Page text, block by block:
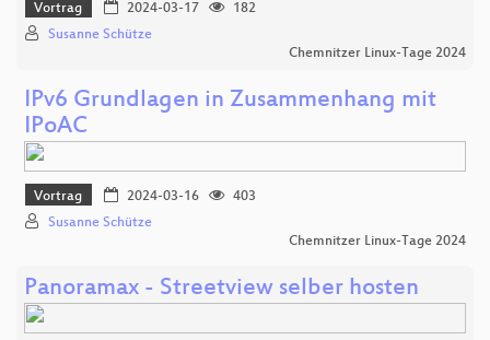
Vortrag 2024-03-17
182
Susanne Schütze
Chemnitzer Linux-Tage 2024
IPv6 Grundlagen in Zusammenhang mit
IPoAC
Vortrag 2024-03-16
403
Susanne Schütze
Chemnitzer Linux-Tage 2024
Panoramax - Streetview selber hosten